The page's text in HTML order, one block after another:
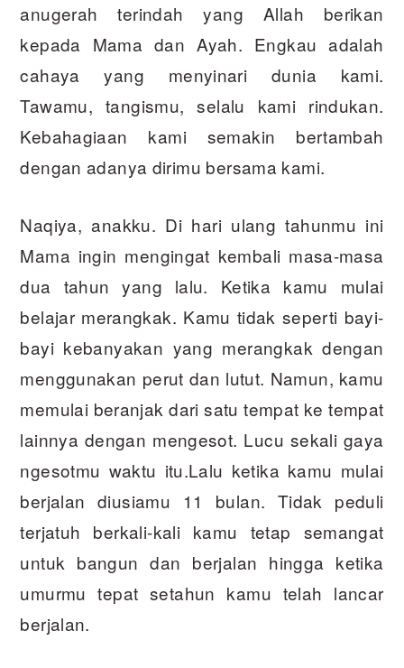
anugerah terindah yang Allah berikan
kepada Mama dan Ayah. Engkau adalah
cahaya yang menyinari dunia kami.
Tawamu, tangismu, selalu kami rindukan.
Kebahagiaan kami semakin bertambah
dengan adanya dirimu bersama kami.
Naqiya, anakku. Di hari ulang tahunmu ini
Mama ingin mengingat kembali masa-masa
dua tahun yang lalu. Ketika kamu mulai
belajar merangkak. Kamu tidak seperti bayi-
bayi kebanyakan yang merangkak dengan
menggunakan perut dan lutut. Namun, kamu
memulai beranjak dari satu tempat ke tempat
lainnya dengan mengesot. Lucu sekali gaya
ngesotmu waktu itu.Lalu ketika kamu mulai
berjalan diusiamu 11 bulan. Tidak peduli
terjatuh berkali-kali kamu tetap semangat
untuk bangun dan berjalan hingga ketika
umurmu tepat setahun kamu telah lancar
berjalan.